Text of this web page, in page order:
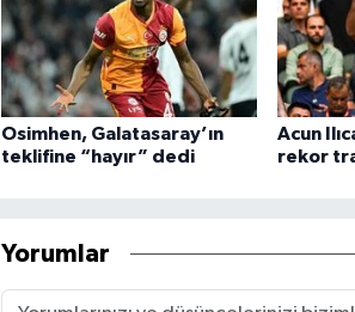
Osimhen, Galatasaray’ın
teklifine “hayır” dedi
Acun
rekor
Yorumlar